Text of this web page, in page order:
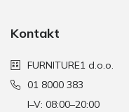
Kontakt
FURNITURE1 d.o.o.
01 8000 383
I–V: 08:00–20:00